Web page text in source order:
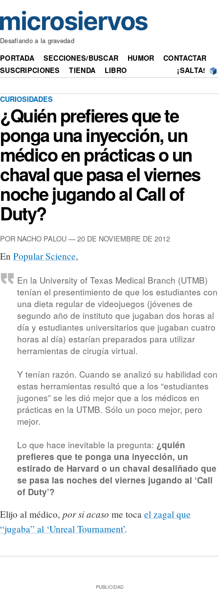
Desafiando a la gravedad
PORTADA SECCIONES/BUSCAR HUMOR
CONTACTAR
SUSCRIPCIONES
TIENDA LIBRO ¡SALTA!
CURIOSIDADES
¿Quién prefieres que te
ponga una inyección, un
médico en prácticas o un
chaval que pasa el viernes
noche jugando al Call of
Duty?
POR NACHO PALOU — 20 DE NOVIEMBRE DE 2012
En Popular Science,
En la University of Texas Medical Branch (UTMB)
tenían el presentimiento de que los estudiantes con
una dieta regular de videojuegos (jóvenes de
segundo año de instituto que jugaban dos horas al
día y estudiantes universitarios que jugaban cuatro
horas al día) estarían preparados para utilizar
herramientas de cirugía virtual.
Y tenían razón. Cuando se analizó su habilidad con
estas herramientas resultó que a los “estudiantes
jugones” se les dió mejor que a los médicos en
prácticas en la UTMB. Sólo un poco mejor, pero
mejor.
Lo que hace inevitable la pregunta: ¿quién
prefieres que te ponga una inyección, un
estirado de Harvard o un chaval desaliñado que
se pasa las noches del viernes jugando al ‘Call
of Duty’?
Elijo al médico, por si acaso me toca el zagal que
“jugaba” al ‘Unreal Tournament’.
PUBLICIDAD